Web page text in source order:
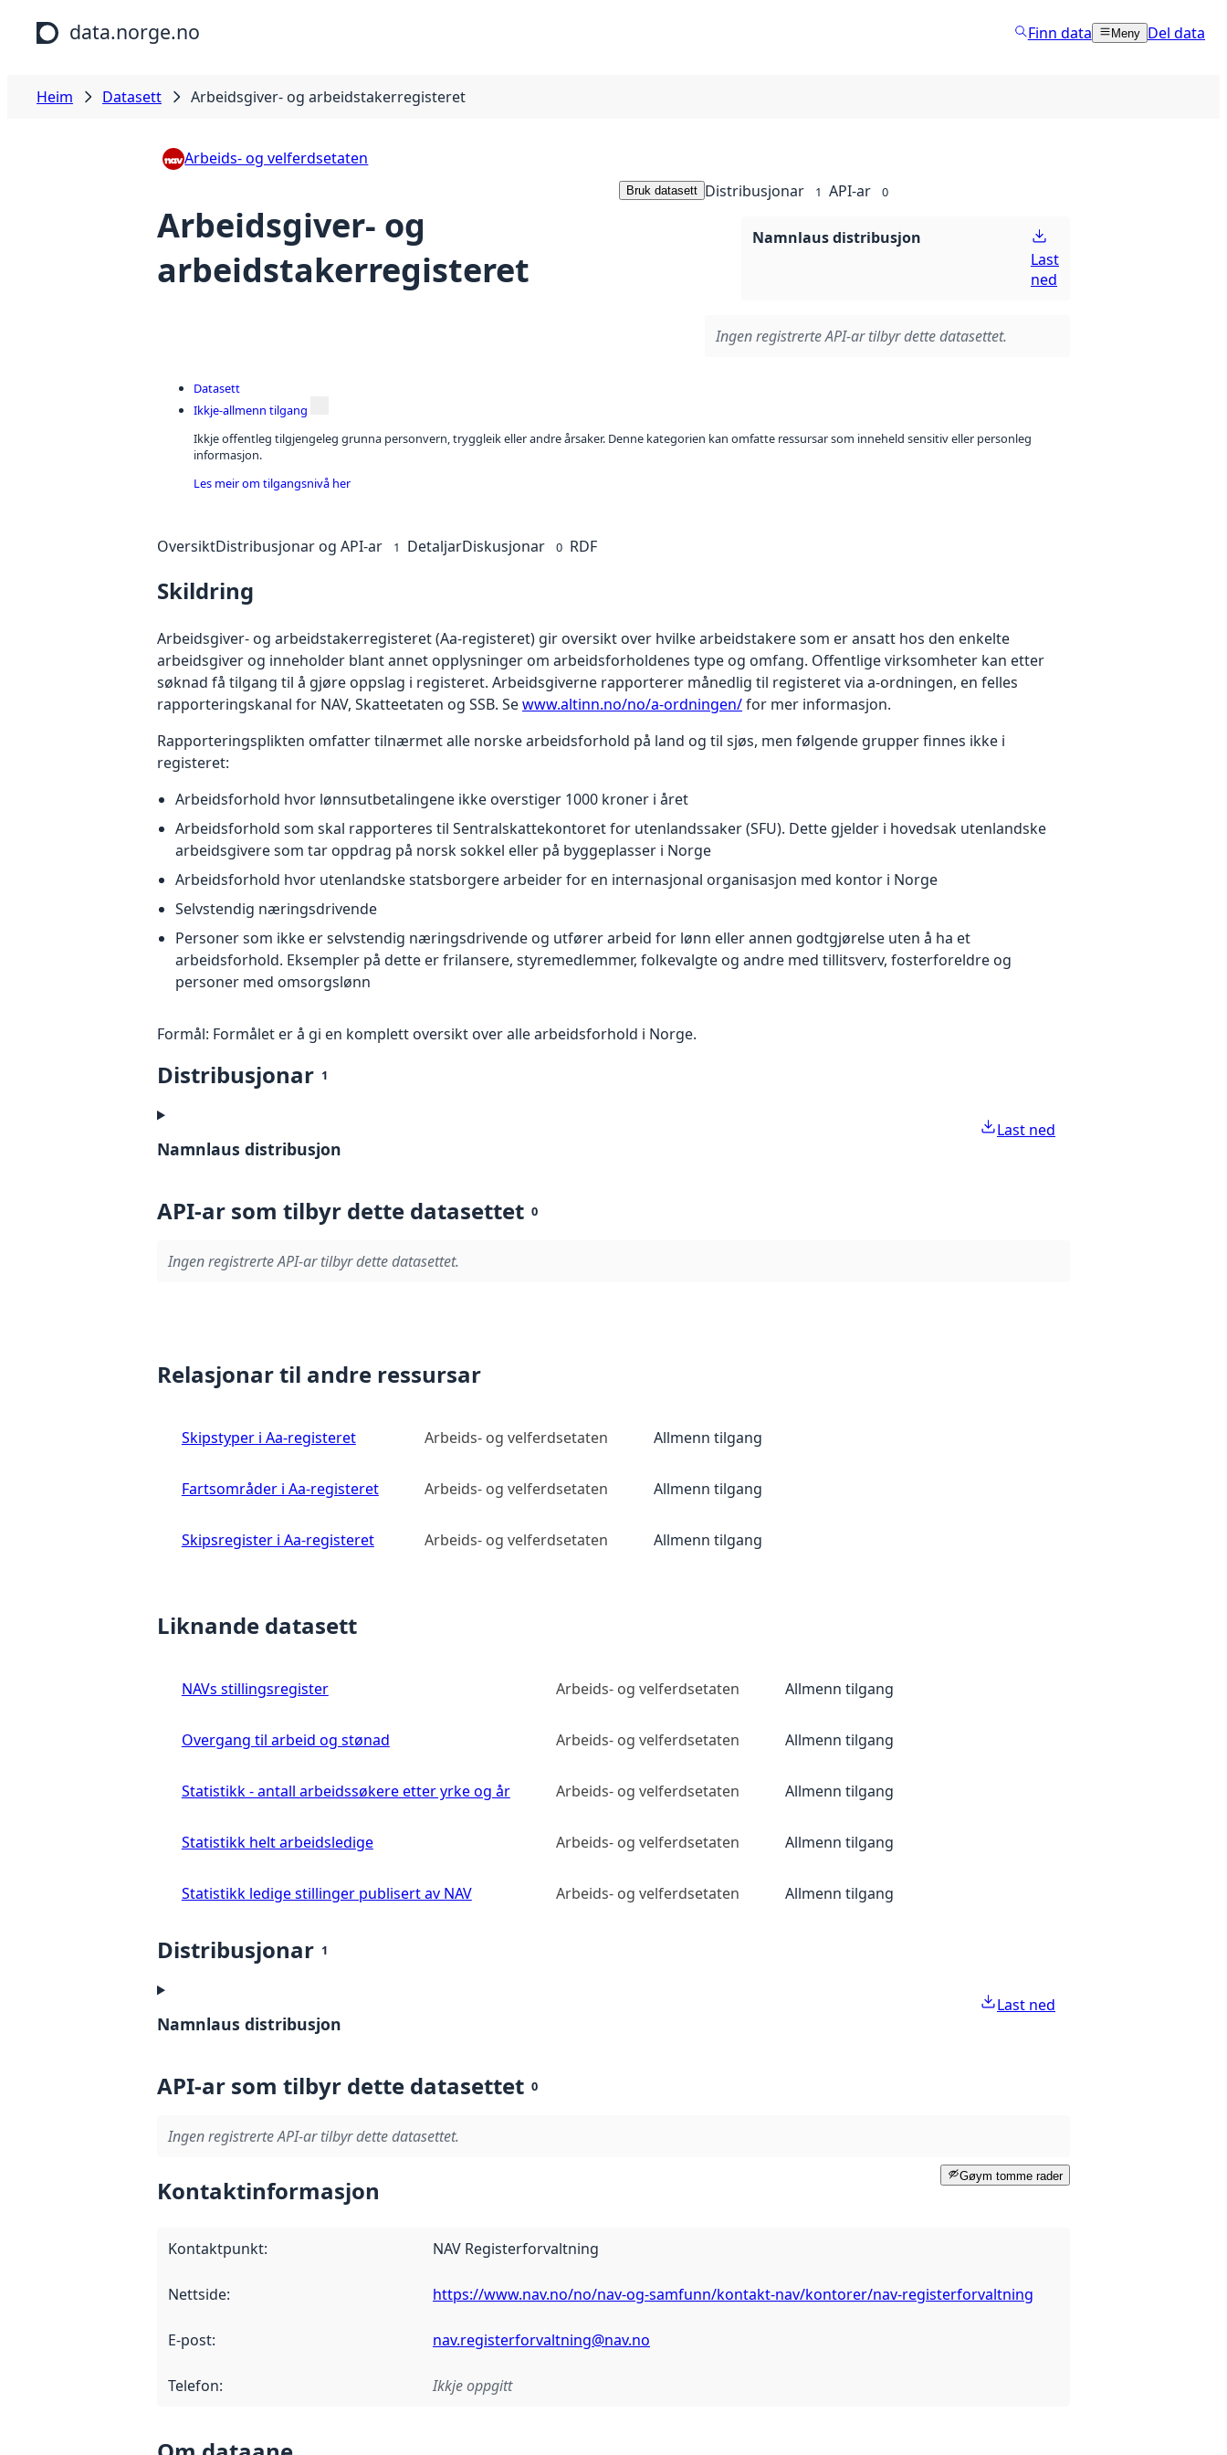
Hopp til hovudinnhald
data.norge.no Finn data Meny Del data
Heim Datasett Arbeidsgiver- og arbeidstakerregisteret
Arbeids- og velferdsetaten
Arbeidsgiver- og
arbeidstakerregisteret
Bruk datasett Distribusjonar 1 API-ar 0
Namnlaus distribusjon
Last
ned
Ingen registrerte API-ar tilbyr dette datasettet.
Datasett
Ikkje-allmenn tilgang
Ikkje offentleg tilgjengeleg grunna personvern, tryggleik eller andre årsaker. Denne kategorien kan omfatte ressursar som inneheld sensitiv eller personleg
informasjon.
Les meir om tilgangsnivå her
OversiktDistribusjonar og API-ar 1 DetaljarDiskusjonar 0 RDF
Skildring
Arbeidsgiver- og arbeidstakerregisteret (Aa-registeret) gir oversikt over hvilke arbeidstakere som er ansatt hos den enkelte
arbeidsgiver og inneholder blant annet opplysninger om arbeidsforholdenes type og omfang. Offentlige virksomheter kan etter
søknad få tilgang til å gjøre oppslag i registeret. Arbeidsgiverne rapporterer månedlig til registeret via a-ordningen, en felles
rapporteringskanal for NAV, Skatteetaten og SSB. Sewww.altinn.no/no/a-ordningen/for mer informasjon.
Rapporteringsplikten omfatter tilnærmet alle norske arbeidsforhold på land og til sjøs, men følgende grupper finnes ikke i
registeret:
Arbeidsforhold hvor lønnsutbetalingene ikke overstiger 1000 kroner i året
Arbeidsforhold som skal rapporteres til Sentralskattekontoret for utenlandssaker (SFU). Dette gjelder i hovedsak utenlandske
arbeidsgivere som tar oppdrag på norsk sokkel eller på byggeplasser i Norge
Arbeidsforhold hvor utenlandske statsborgere arbeider for en internasjonal organisasjon med kontor i Norge
Selvstendig næringsdrivende
Personer som ikke er selvstendig næringsdrivende og utfører arbeid for lønn eller annen godtgjørelse uten å ha et
arbeidsforhold. Eksempler på dette er frilansere, styremedlemmer, folkevalgte og andre med tillitsverv, fosterforeldre og
personer med omsorgslønn
Formål: Formålet er å gi en komplett oversikt over alle arbeidsforhold i Norge.
Distribusjonar 1
Namnlaus distribusjon
Last ned
API-ar som tilbyr dette datasettet 0
Ingen registrerte API-ar tilbyr dette datasettet.
Relasjonar til andre ressursar
Skipstyper i Aa-registeret Arbeids- og velferdsetaten Allmenn tilgang
Fartsområder i Aa-registeret Arbeids- og velferdsetaten Allmenn tilgang
Skipsregister i Aa-registeret Arbeids- og velferdsetaten Allmenn tilgang
Liknande datasett
NAVs stillingsregister Arbeids- og velferdsetaten Allmenn tilgang
Overgang til arbeid og stønad Arbeids- og velferdsetaten Allmenn tilgang
Statistikk - antall arbeidssøkere etter yrke og år Arbeids- og velferdsetaten Allmenn tilgang
Statistikk helt arbeidsledige Arbeids- og velferdsetaten Allmenn tilgang
Statistikk ledige stillinger publisert av NAV Arbeids- og velferdsetaten Allmenn tilgang
Distribusjonar 1
Namnlaus distribusjon
Last ned
API-ar som tilbyr dette datasettet 0
Ingen registrerte API-ar tilbyr dette datasettet.
Gøym tomme rader
Kontaktinformasjon
Kontaktpunkt: NAV Registerforvaltning
Nettside: https://www.nav.no/no/nav-og-samfunn/kontakt-nav/kontorer/nav-registerforvaltning
E-post: nav.registerforvaltning@nav.no
Telefon: Ikkje oppgitt